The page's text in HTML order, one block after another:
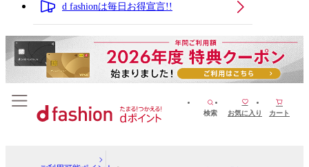
d fashionは毎日お得宣言!!
検索 お気に入り カート